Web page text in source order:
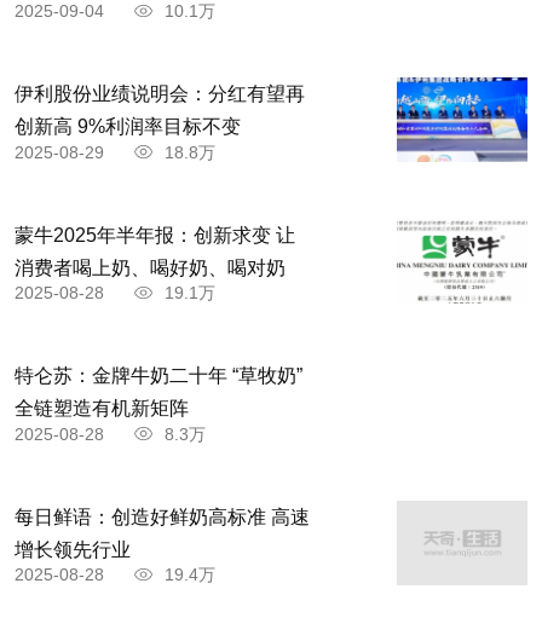
2025-09-04 10.1万
伊利股份业绩说明会：分红有望再
创新高 9%利润率目标不变
2025-08-29 18.8万
蒙牛2025年半年报：创新求变 让
消费者喝上奶、喝好奶、喝对奶
2025-08-28 19.1万
特仑苏：金牌牛奶二十年 “草牧奶”
全链塑造有机新矩阵
2025-08-28 8.3万
每日鲜语：创造好鲜奶高标准 高速
增长领先行业
2025-08-28 19.4万